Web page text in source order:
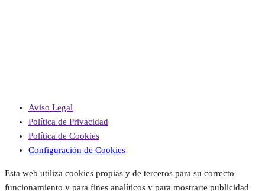
Aviso Legal
Política de Privacidad
Política de Cookies
Configuración de Cookies
Esta web utiliza cookies propias y de terceros para su correcto
funcionamiento y para fines analíticos y para mostrarte publicidad